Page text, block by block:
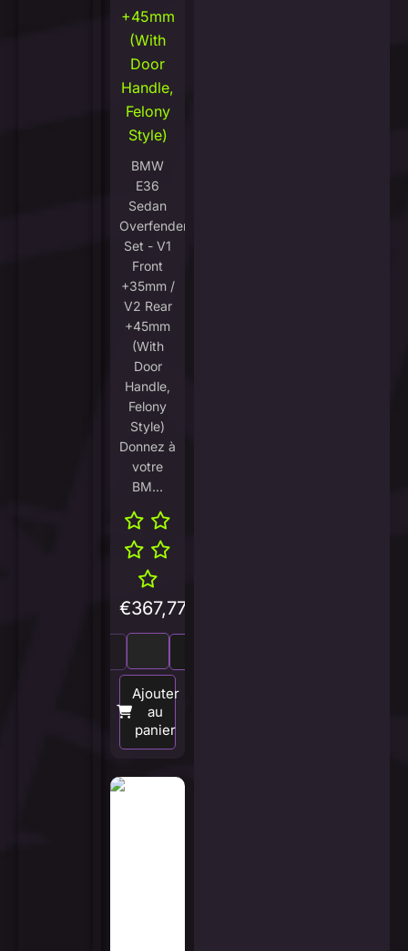
+45mm
(With
Door
Handle,
Felony
Style)
BMW
E36
Sedan
Overfenders
Set - V1
Front
+35mm /
V2 Rear
+45mm
(With
Door
Handle,
Felony
Style)
Donnez à
votre
BM...
€367,77
Ajouter
au
panier